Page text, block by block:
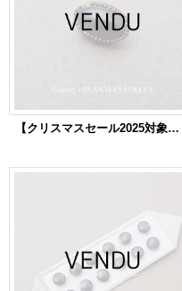
【クリスマスセール2025対象外】19世紀 アンティーク 極小 ガラスボタン 黒 9×6mm パールリム